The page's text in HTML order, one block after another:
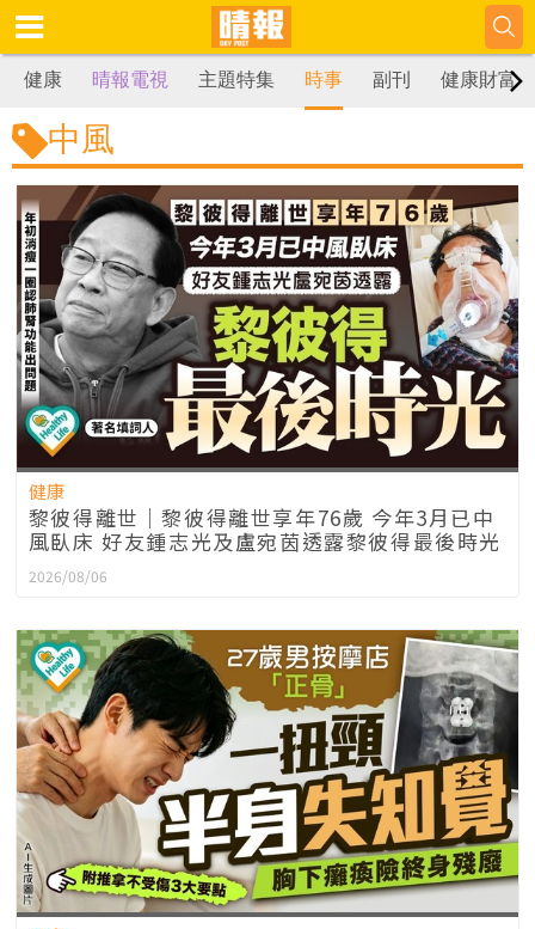
健康 晴報電視 主題特集 時事 副刊 健康財富
中風
健康
黎彼得離世｜黎彼得離世享年76歲 今年3月已中
風臥床 好友鍾志光及盧宛茵透露黎彼得最後時光
2026/08/06